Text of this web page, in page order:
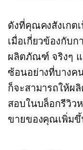
ดังที่คุณคงสังเกต
เมื่อเกี่ยวข้องกับ
ผลิตภัณฑ์ จริงๆ
ซ้อนอย่างที่บางค
ก็จะสามารถให้ผ
สอบในบล็อกรีวิว
ขายของคุณเพิ่มขึ้